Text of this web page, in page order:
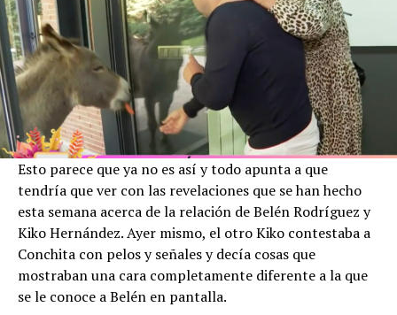
Esto parece que ya no es así y todo apunta a que
tendría que ver con las revelaciones que se han hecho
esta semana acerca de la relación de Belén Rodríguez y
Kiko Hernández. Ayer mismo, el otro Kiko contestaba a
Conchita con pelos y señales y decía cosas que
mostraban una cara completamente diferente a la que
se le conoce a Belén en pantalla.